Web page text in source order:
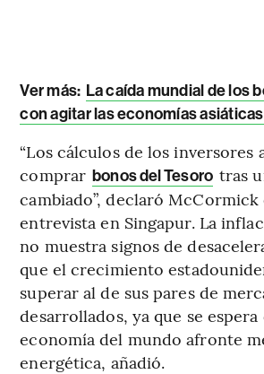
Ver más: La caída mundial de los
con agitar las economías
“Los cálculos de los inversores
comprar bonos del Tesoro tras
cambiado”, declaró McCormick
entrevista en Singapur. La
no muestra signos de
que el crecimiento
superar al de sus pares de
desarrollados, ya que se
economía del mundo afronte
energética, añadió.